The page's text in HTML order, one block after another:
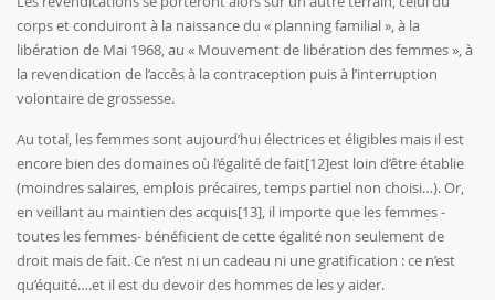
corps et conduiront à la naissance du « planning familial », à la
libération de Mai 1968, au « Mouvement de libération des femmes », à
la revendication de l’accès à la contraception puis à l’interruption
volontaire de grossesse.
Au total, les femmes sont aujourd’hui électrices et éligibles mais il est
encore bien des domaines où l’égalité de fait[12]est loin d’être établie
(moindres salaires, emplois précaires, temps partiel non choisi…). Or,
en veillant au maintien des acquis[13], il importe que les femmes -
toutes les femmes- bénéficient de cette égalité non seulement de
droit mais de fait. Ce n’est ni un cadeau ni une gratification : ce n’est
qu’équité….et il est du devoir des hommes de les y aider.